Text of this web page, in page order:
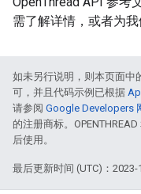
需了解详情，或者为
如未另行说明，则本页面中
可，并且代码示例已根据
请参阅 Google Developers
的注册商标。
后使用。
最后更新时间 (UTC)：2023-